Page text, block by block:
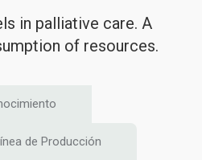
in palliative care. A
of resources.
de Producción